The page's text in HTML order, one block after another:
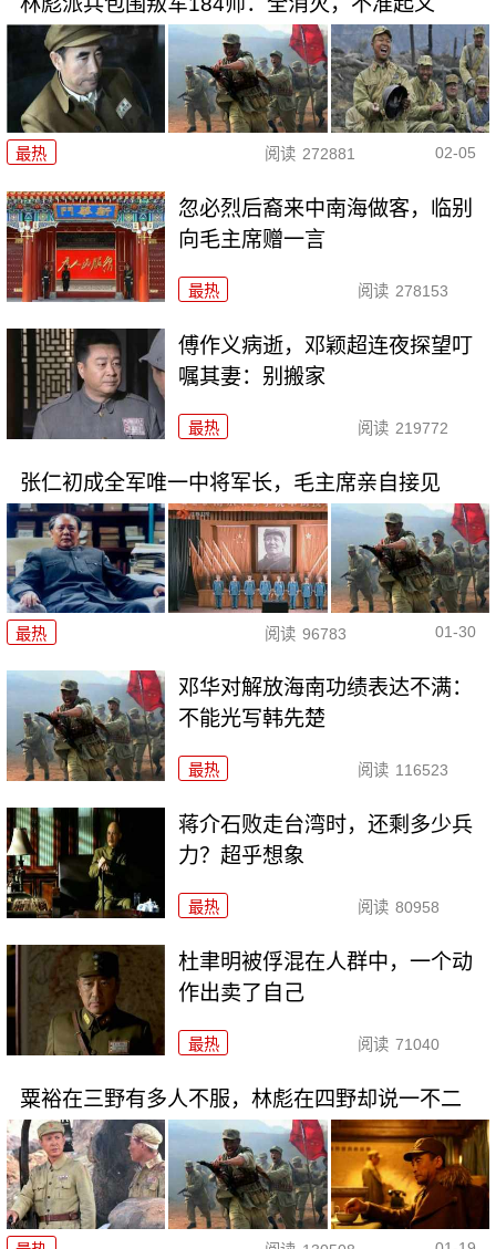
最热 阅读 272881 02-05
忽必烈后裔来中南海做客，临别
向毛主席赠一言
最热 阅读 278153
傅作义病逝，邓颖超连夜探望叮
嘱其妻：别搬家
最热 阅读 219772
张仁初成全军唯一中将军长，毛主席亲自接见
最热 阅读 96783 01-30
邓华对解放海南功绩表达不满：
不能光写韩先楚
最热 阅读 116523
蒋介石败走台湾时，还剩多少兵
力？超乎想象
最热 阅读 80958
杜聿明被俘混在人群中，一个动
作出卖了自己
最热 阅读 71040
粟裕在三野有多人不服，林彪在四野却说一不二